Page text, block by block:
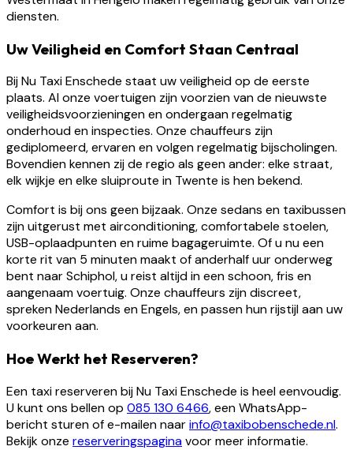
diensten.
Uw Veiligheid en Comfort Staan Centraal
Bij Nu Taxi Enschede staat uw veiligheid op de eerste
plaats. Al onze voertuigen zijn voorzien van de nieuwste
veiligheidsvoorzieningen en ondergaan regelmatig
onderhoud en inspecties. Onze chauffeurs zijn
gediplomeerd, ervaren en volgen regelmatig bijscholingen.
Bovendien kennen zij de regio als geen ander: elke straat,
elk wijkje en elke sluiproute in Twente is hen bekend.
Comfort is bij ons geen bijzaak. Onze sedans en taxibussen
zijn uitgerust met airconditioning, comfortabele stoelen,
USB-oplaadpunten en ruime bagageruimte. Of u nu een
korte rit van 5 minuten maakt of anderhalf uur onderweg
bent naar Schiphol, u reist altijd in een schoon, fris en
aangenaam voertuig. Onze chauffeurs zijn discreet,
spreken Nederlands en Engels, en passen hun rijstijl aan uw
voorkeuren aan.
Hoe Werkt het Reserveren?
Een taxi reserveren bij Nu Taxi Enschede is heel eenvoudig.
U kunt ons bellen op 085 130 6466, een WhatsApp-
bericht sturen of e-mailen naarinfo@taxibobenschede.nl.
Bekijk onze reserveringspaginavoor meer informatie.